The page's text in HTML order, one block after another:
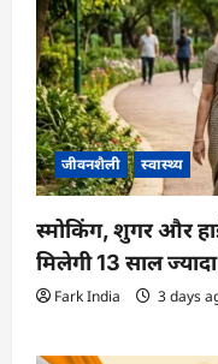
जीवनशैली स्वास्थ्य
स्मोकिंग, शुगर और
मिलेगी 13 साल
Fark India 3 days